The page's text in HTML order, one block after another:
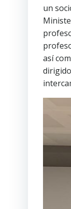
un
así